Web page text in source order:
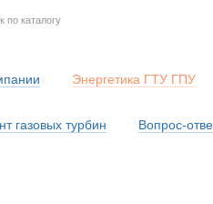
Энергетика ГТУ ГПУ
газовых турбин Вопрос-